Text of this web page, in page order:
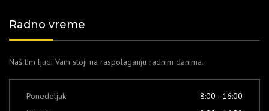
Radno vreme
Naš tim ljudi Vam stoji na raspolaganju radnim danima.
Ponedeljak
8:00 - 16:00